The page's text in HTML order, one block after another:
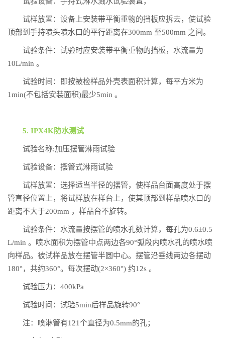
试样放置：设备上安装带平衡重物的挡板应拆去，使试验
顶部到手持喷头喷水口的平行距离在300mm 至500mm 之间。
试验条件：试验时应安装带平衡重物的挡板，水流量为
10L/min 。
试验时间：即按被检样品外壳表面积计算，每平方米为
1min(不包括安装面积)最少5min 。
5. IPX4K防水测试
试验名称:加压摆管淋雨试验
试验设备：摆管式淋雨试验
试样放置：选择适当半径的摆管，使样品台面高度处于摆
管直径位置上，将试样放在样台上，使其顶部到样品喷水口的
距离不大于200mm ，样品台不旋转。
试验条件：水流量按摆管的喷水孔数计算，每孔为0.6±0.5
L/min 。喷水面积为摆管中点两边各90°弧段内喷水孔的喷水喷
向样品。被试样品放在摆管半圆中心。摆管沿垂线两边各摆动
180°，共约360°。每次摆动(2×360°) 约12s 。
试验压力：400kPa
试验时间：试验5min后样品旋转90°
注：喷淋管有121个直径为0.5mm的孔；